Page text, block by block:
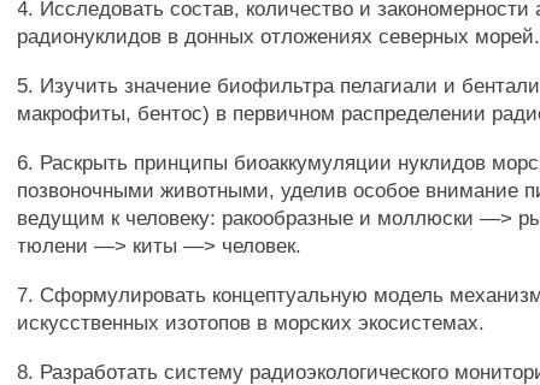
4. Исследовать состав, количество и закономерности
радионуклидов в донных отложениях северных морей.
5. Изучить значение биофильтра пелагиали и
макрофиты, бентос) в первичном распределении
6. Раскрыть принципы биоаккумуляции нуклидов
позвоночными животными, уделив особое внимание
ведущим к человеку: ракообразные и моллюски —>
тюлени —> киты —> человек.
7. Сформулировать концептуальную модель
искусственных изотопов в морских экосистемах.
8. Разработать систему радиоэкологического